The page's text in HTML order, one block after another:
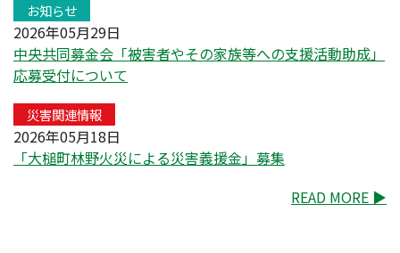
お知らせ
2026年05月29日
中央共同募金会「被害者やその家族等への支援活動助成」
応募受付について
災害関連情報
2026年05月18日
「大槌町林野火災による災害義援金」募集
READ MORE ▶